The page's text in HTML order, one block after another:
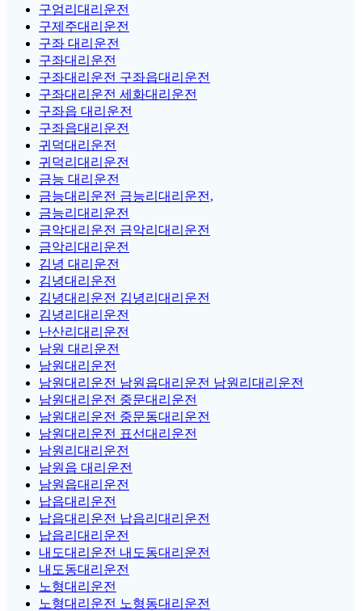
구엄리대리운전
구제주대리운전
구좌 대리운전
구좌대리운전
구좌대리운전 구좌읍대리운전
구좌대리운전 세화대리운전
구좌읍 대리운전
구좌읍대리운전
귀덕대리운전
귀덕리대리운전
금능 대리운전
금능대리운전 금능리대리운전,
금능리대리운전
금악대리운전 금악리대리운전
금악리대리운전
김녕 대리운전
김녕대리운전
김녕대리운전 김녕리대리운전
김녕리대리운전
난산리대리운전
남원 대리운전
남원대리운전
남원대리운전 남원읍대리운전 남원리대리운전
남원대리운전 중문대리운전
남원대리운전 중문동대리운전
남원대리운전 표선대리운전
남원리대리운전
남원읍 대리운전
남원읍대리운전
납읍대리운전
납읍대리운전 납읍리대리운전
납읍리대리운전
내도대리운전 내도동대리운전
내도동대리운전
노형대리운전
노형대리운전 노형동대리운전